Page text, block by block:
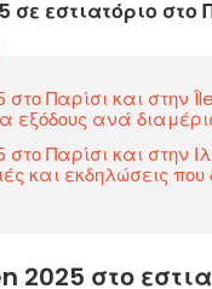
σε εστιατόριο στο
στο Παρίσι και στην
εξόδους ανά
στο Παρίσι και στην
και εκδηλώσεις
2025 στο